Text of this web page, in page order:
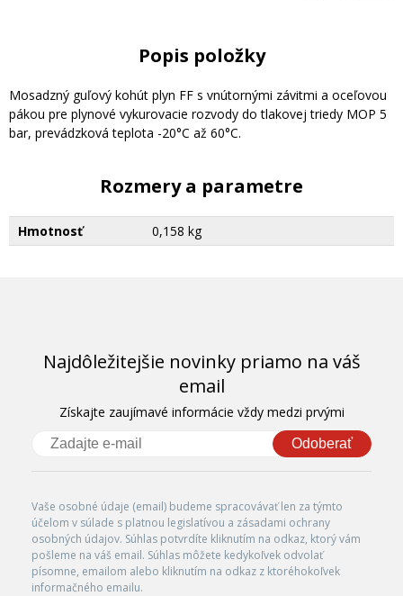
Popis položky
Mosadzný guľový kohút plyn FF s vnútornými závitmi a oceľovou
pákou pre plynové vykurovacie rozvody do tlakovej triedy MOP 5
bar, prevádzková teplota -20°C až 60°C.
Rozmery a parametre
Hmotnosť 0,158 kg
Najdôležitejšie novinky priamo na váš
email
Získajte zaujímavé informácie vždy medzi prvými
Odoberať
Vaše osobné údaje (email) budeme spracovávať len za týmto
účelom v súlade s platnou legislatívou a zásadami ochrany
osobných údajov. Súhlas potvrdíte kliknutím na odkaz, ktorý vám
pošleme na váš email. Súhlas môžete kedykoľvek odvolať
písomne, emailom alebo kliknutím na odkaz z ktoréhokoľvek
informačného emailu.